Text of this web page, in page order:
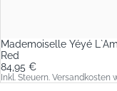
Mademoiselle Yéyé
Red
84,95 €
Inkl. Steuern.